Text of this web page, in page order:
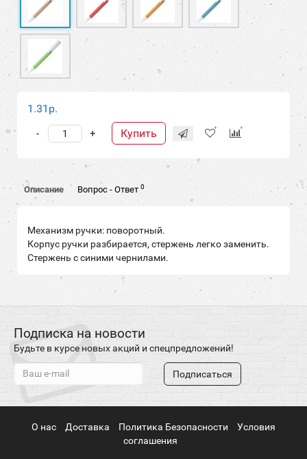
1.31р.
+
- Купить
Описание Вопрос - Ответ 0
Механизм ручки: поворотный.
Корпус ручки разбирается, стержень легко заменить.
Стержень с синими чернилами.
Подписка на новости
Будьте в курсе новых акций и спецпредложений!
Подписаться
О нас Доставка Политика Безопасности
Условия
соглашения